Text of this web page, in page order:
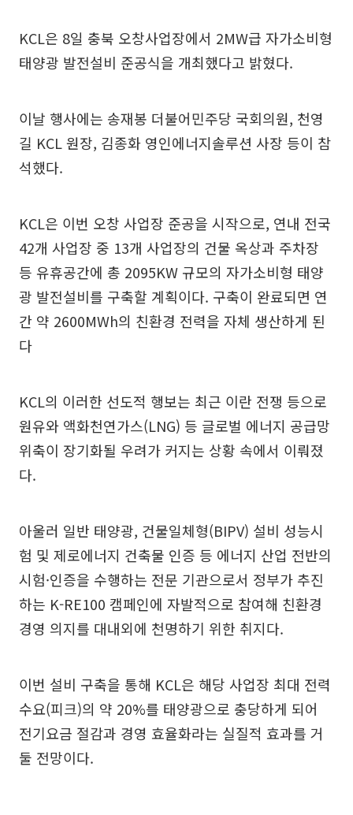
KCL은 8일 충북 오창사업장에서 2MW급 자가소비형
태양광 발전설비 준공식을 개최했다고 밝혔다.
이날 행사에는 송재봉 더불어민주당 국회의원, 천영
길 KCL 원장, 김종화 영인에너지솔루션 사장 등이 참
석했다.
KCL은 이번 오창 사업장 준공을 시작으로, 연내 전국
42개 사업장 중 13개 사업장의 건물 옥상과 주차장
등 유휴공간에 총 2095KW 규모의 자가소비형 태양
광 발전설비를 구축할 계획이다. 구축이 완료되면 연
간 약 2600MWh의 친환경 전력을 자체 생산하게 된
다
KCL의 이러한 선도적 행보는 최근 이란 전쟁 등으로
원유와 액화천연가스(LNG) 등 글로벌 에너지 공급망
위축이 장기화될 우려가 커지는 상황 속에서 이뤄졌
다.
아울러 일반 태양광, 건물일체형(BIPV) 설비 성능시
험 및 제로에너지 건축물 인증 등 에너지 산업 전반의
시험·인증을 수행하는 전문 기관으로서 정부가 추진
하는 K-RE100 캠페인에 자발적으로 참여해 친환경
경영 의지를 대내외에 천명하기 위한 취지다.
이번 설비 구축을 통해 KCL은 해당 사업장 최대 전력
수요(피크)의 약 20%를 태양광으로 충당하게 되어
전기요금 절감과 경영 효율화라는 실질적 효과를 거
둘 전망이다.